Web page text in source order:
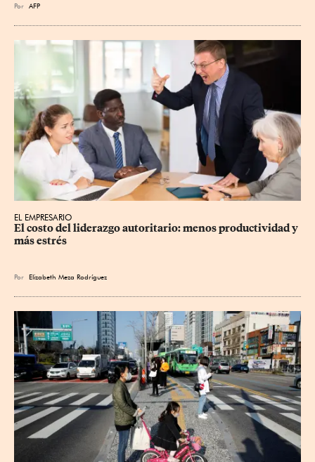
Por AFP
EL EMPRESARIO
El costo del liderazgo autoritario: menos productividad y
más estrés
Por Elizabeth Meza Rodríguez